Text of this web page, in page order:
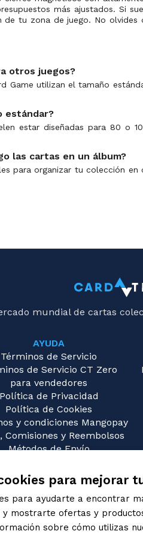
más ajustados. Si
tu zona de juego. No
otros juegos?
Game utilizan el tamaño
estándar?
estar diseñadas para 80 o
las cartas en un álbum?
para organizar tu colección
mundial de cartas
AYUDA
Términos de Servicio
de Servicio CT Zero
para vendedores
Política de Privacidad
Política de Cookies
y condiciones Mangopay
Comisiones y Reembolsos
Métodos de Envío
Contáctanospara mejorar
para ayudarte a encontrar
mostrarte ofertas y
sobre cómo utilizas